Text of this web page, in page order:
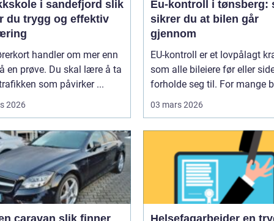
i sandefjord slik
du trygg og effektiv
handler om mer enn
en prøve. Du skal lære å ta
som påvirker ...
2026
Eu-kontroll i tønsberg:
sikrer du at bilen går
gjennom
EU-kontroll er et lovpålagt
som alle bileiere før eller
forholde seg til. For mange
03 mars 2026
slik finner
Helsefagarbeider en trygg